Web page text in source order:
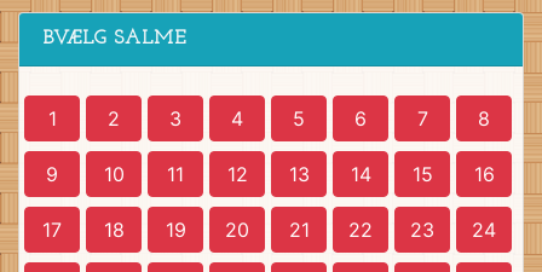
BVÆLG SALME
1 2 3 4 5 6 7 8
9 10 11 12 13 14 15 16
17 18 19 20 21 22 23 24